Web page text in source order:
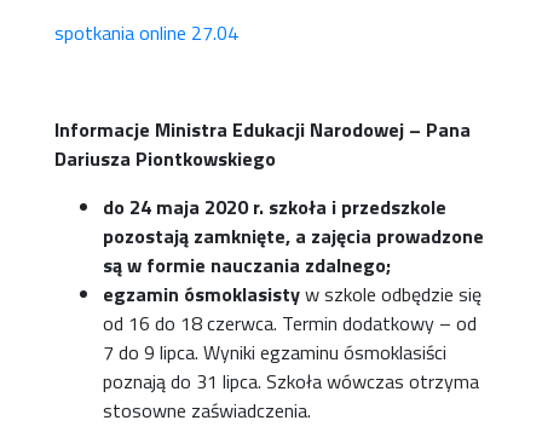
spotkania online 27.04
Informacje Ministra Edukacji Narodowej – Pana
Dariusza Piontkowskiego
do 24 maja 2020 r. szkoła i przedszkole
pozostają zamknięte, a zajęcia prowadzone
są w formie nauczania zdalnego;
egzamin ósmoklasistyw szkole odbędzie się
od 16 do 18 czerwca. Termin dodatkowy – od
7 do 9 lipca. Wyniki egzaminu ósmoklasiści
poznają do 31 lipca. Szkoła wówczas otrzyma
stosowne zaświadczenia.